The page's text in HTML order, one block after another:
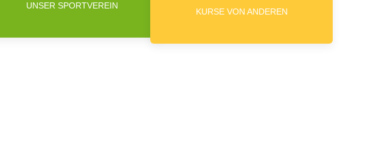
UNSER SPORTVEREIN
KURSE VON ANDEREN